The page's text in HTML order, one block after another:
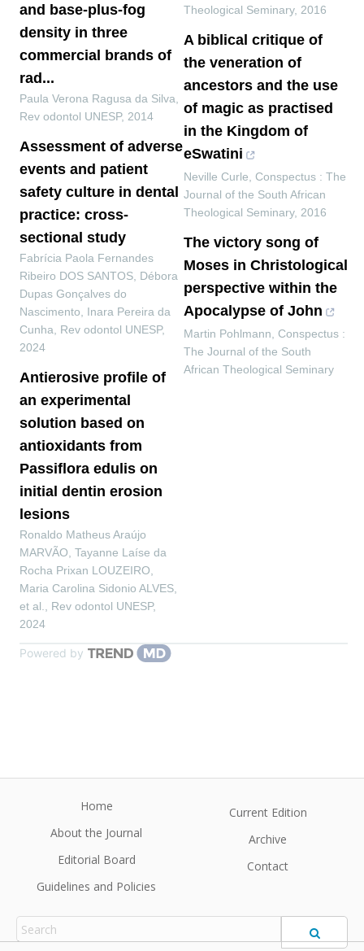
and base-plus-fog
density in three
commercial brands of
rad...
Paula Verona Ragusa da Silva,
Rev odontol UNESP, 2014
Assessment of adverse
events and patient
safety culture in dental
practice: cross-
sectional study
Fabrícia Paola Fernandes
Ribeiro DOS SANTOS, Débora
Dupas Gonçalves do
Nascimento, Inara Pereira da
Cunha, Rev odontol UNESP,
2024
Antierosive profile of
an experimental
solution based on
antioxidants from
Passiflora edulis on
initial dentin erosion
lesions
Ronaldo Matheus Araújo
MARVÃO, Tayanne Laíse da
Rocha Prixan LOUZEIRO,
Maria Carolina Sidonio ALVES,
et al., Rev odontol UNESP,
2024
Theological Seminary, 2016
A biblical critique of
the veneration of
ancestors and the use
of magic as practised
in the Kingdom of
eSwatini
Neville Curle, Conspectus : The
Journal of the South African
Theological Seminary, 2016
The victory song of
Moses in Christological
perspective within the
Apocalypse of John
Martin Pohlmann, Conspectus :
The Journal of the South
African Theological Seminary
Powered by
Home
About the Journal
Editorial Board
Guidelines and Policies
Current Edition
Archive
Contact